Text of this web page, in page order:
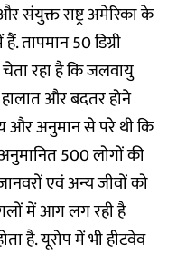
संयुक्त राष्ट्र अमेरिका के
तापमान 50 डिग्री
रहा है कि जलवायु
और बदतर होने
और अनुमान से परे थी कि
500 लोगों की
एवं अन्य जीवों को
में आग लग रही है
है. यूरोप में भी हीटवेव